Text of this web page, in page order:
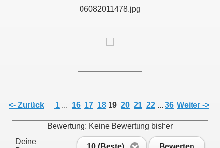
06082011478.jpg
<- Zurück 1 ... 16 17 18 19 20 21 22 ... 36 Weiter ->
Bewertung: Keine Bewertung bisher
Deine
10 (Beste) Bewerten